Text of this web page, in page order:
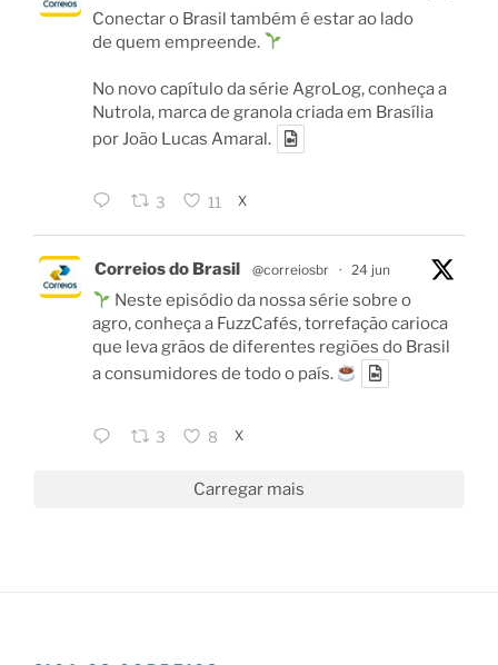
Conectar o Brasil também é estar ao lado
de quem empreende.
No novo capítulo da série AgroLog, conheça a
Nutrola, marca de granola criada em Brasília
por João Lucas Amaral.
3 11 X
Correios do Brasil @correiosbr · 24 jun
Neste episódio da nossa série sobre o
agro, conheça a FuzzCafés, torrefação carioca
que leva grãos de diferentes regiões do Brasil
a consumidores de todo o país.
3 8 X
Carregar mais